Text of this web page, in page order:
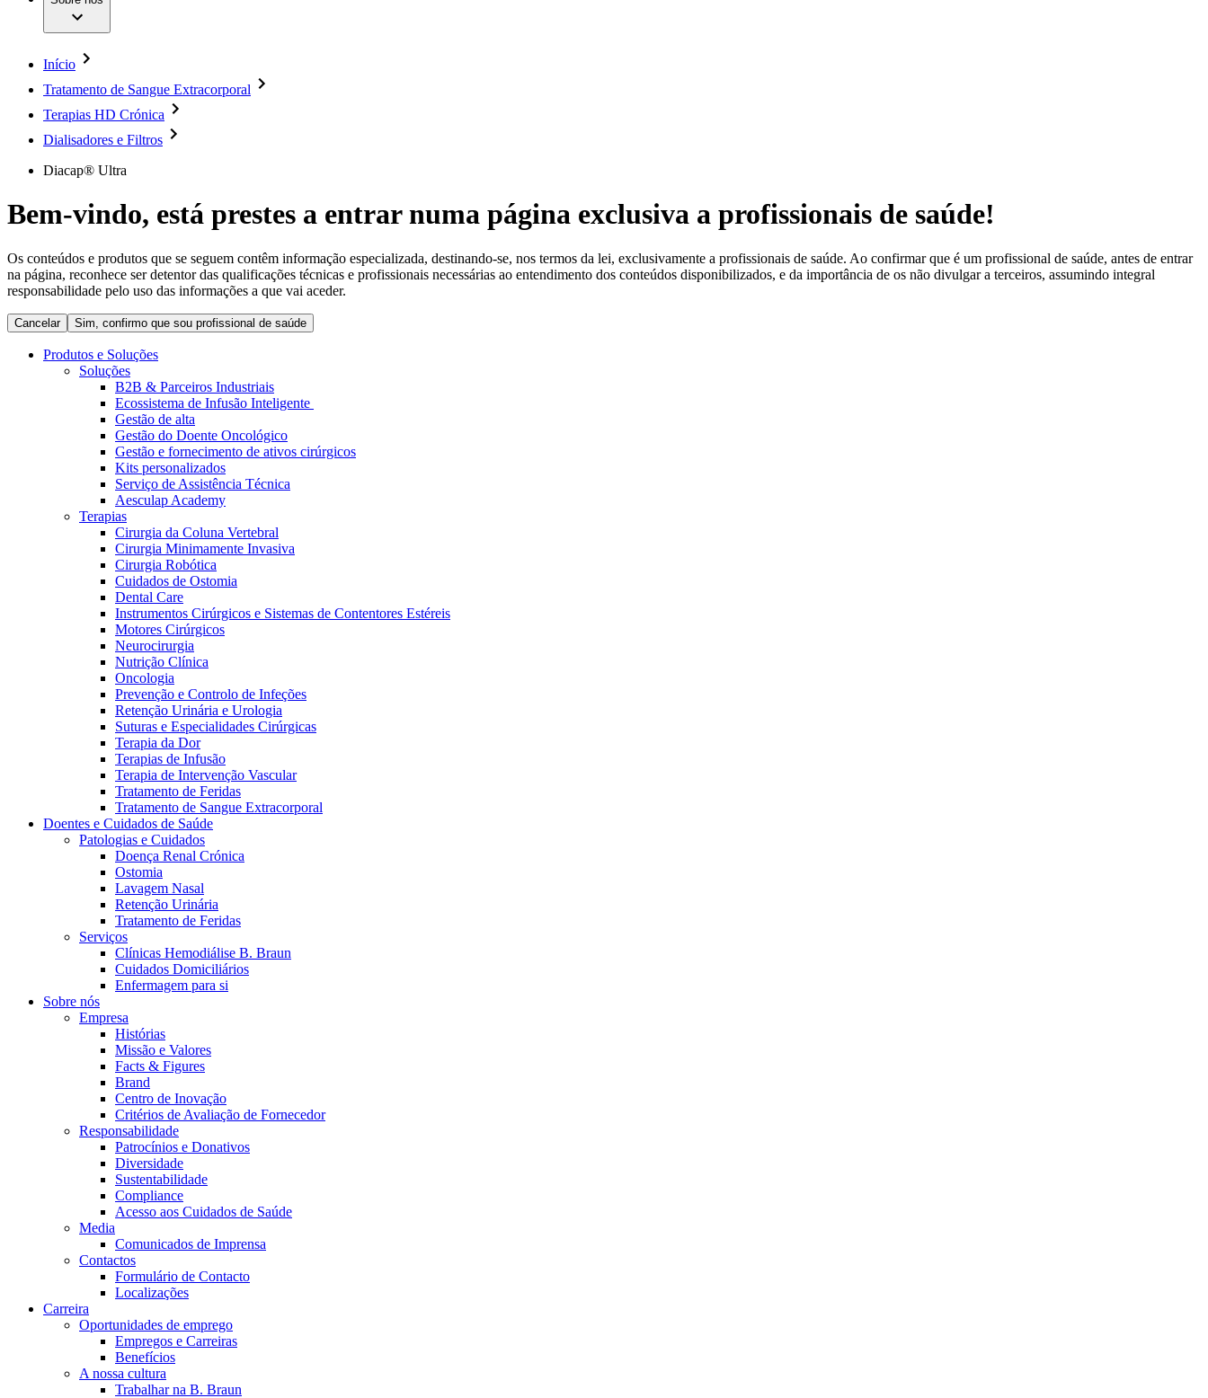
Instrumentos Cirúrgicos e Sistemas de Contentores Estéreis
Motores Cirúrgicos
Neurocirurgia
Nutrição Clínica
Oncologia
Retenção Urinária e Urologia
Terapia da Dor
Terapias de Infusão
Tratamento de Feridas
Tratamento de Sangue Extracorporal
Soluções
Catálogo de Produtos
Encontre o produto que procura. Visite o catálogo de produtos da B. Braun com o nosso portfólio completo.
Patologias e Cuidados
Serviços
Cuidados Domiciliários
Coordenamos os seus cuidados médicos quando recebe alta do hospital. Para mais informações, visite a nossa página de cuidados domiciliários.
A nossa cultura
Vagas disponíveis
Descubra as tuas oportunidades de carreira na B. Braun. Pesquise no nosso mercado de trabalho global por perfis de trabalho interessantes.
Acesso aos Cuidados de Saúde
Media
Contactos
Formulário de Contacto
Localizações
Responsabilidade
Media
Contactos
Centro de Inovação
Vamos impulsionar juntos a inovação na tecnologia médica. Saiba mais sobre o nosso centro de inovação e apresente a sua ideia.
Início
Tratamento de Sangue Extracorporal
Terapias HD Crónica
Dialisadores e Filtros
Diacap® Ultra
Bem-vindo, está prestes a entrar numa página exclusiva a profissionais de saúde!
Os conteúdos e produtos que se seguem contêm informação especializada, destinando-se, nos termos da lei, exclusivamente a profissionais de saúde. Ao confirmar que é um profissional de saúde, antes de entrar
na página, reconhece ser detentor das qualificações técnicas e profissionais necessárias ao entendimento dos conteúdos disponibilizados, e da importância de os não divulgar a terceiros, assumindo integral
responsabilidade pelo uso das informações a que vai aceder.
Cancelar Sim, confirmo que sou profissional de saúde
Produtos e Soluções
Soluções
B2B & Parceiros Industriais
Ecossistema de Infusão Inteligente
Gestão de alta
Gestão do Doente Oncológico
Gestão e fornecimento de ativos cirúrgicos
Kits personalizados
Serviço de Assistência Técnica
Aesculap Academy
Terapias
Cirurgia da Coluna Vertebral
Cirurgia Minimamente Invasiva
Cirurgia Robótica
Cuidados de Ostomia
Dental Care
Instrumentos Cirúrgicos e Sistemas de Contentores Estéreis
Motores Cirúrgicos
Neurocirurgia
Nutrição Clínica
Oncologia
Prevenção e Controlo de Infeções
Retenção Urinária e Urologia
Suturas e Especialidades Cirúrgicas
Terapia da Dor
Terapias de Infusão
Terapia de Intervenção Vascular
Tratamento de Feridas
Tratamento de Sangue Extracorporal
Doentes e Cuidados de Saúde
Patologias e Cuidados
Doença Renal Crónica
Ostomia
Lavagem Nasal
Retenção Urinária
Tratamento de Feridas
Serviços
Clínicas Hemodiálise B. Braun
Cuidados Domiciliários
Enfermagem para si
Sobre nós
Empresa
Histórias
Missão e Valores
Facts & Figures
Brand
Centro de Inovação
Critérios de Avaliação de Fornecedor
Responsabilidade
Patrocínios e Donativos
Diversidade
Sustentabilidade
Compliance
Acesso aos Cuidados de Saúde
Media
Comunicados de Imprensa
Contactos
Formulário de Contacto
Localizações
Carreira
Oportunidades de emprego
Empregos e Carreiras
Benefícios
A nossa cultura
Trabalhar na B. Braun